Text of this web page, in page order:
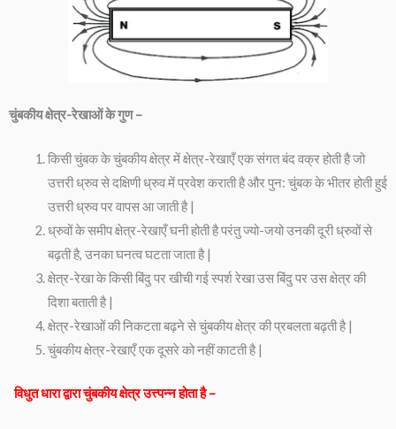
चुंबकीय क्षेत्र-रेखाओं के गुण –
किसी चुंबक के चुंबकीय क्षेत्र में क्षेत्र-रेखाएँ एक संगत बंद वक्र होती है जो
उत्तरी ध्रुव से दक्षिणी ध्रुव में प्रवेश कराती है और पुन: चुंबक के भीतर होती हुई
उत्तरी ध्रुव पर वापस आ जाती है |
ध्रुवों के समीप क्षेत्र-रेखाएँ घनी होती है परंतु ज्यो-जयो उनकी दूरी ध्रुवों से
बढ़ती है, उनका घनत्व घटता जाता है |
क्षेत्र-रेखा के किसी बिंदु पर खीची गई स्पर्श रेखा उस बिंदु पर उस क्षेत्र की
दिशा बताती है |
क्षेत्र-रेखाओं की निकटता बढ़ने से चुंबकीय क्षेत्र की प्रबलता बढ़ती है |
चुंबकीय क्षेत्र-रेखाएँ एक दूसरे को नहीं काटती है |
विधुत धारा द्वारा चुंबकीय क्षेत्र उत्त्पन्न होता है –